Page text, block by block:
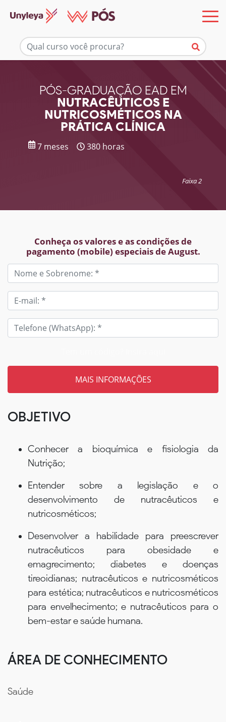
PÓS-GRADUAÇÃO EAD EM
NUTRACÊUTICOS E
NUTRICOSMÉTICOS NA
PRÁTICA CLÍNICA
7 meses 380 horas
Faixa 2
Conheça os valores e as condições de
pagamento (mobile) especiais de August.
Mais informações
OBJETIVO
Conhecer a bioquímica e fisiologia da
Nutrição;
Entender sobre a legislação e o
desenvolvimento de nutracêuticos e
nutricosméticos;
Desenvolver a habilidade para preescrever
nutracêuticos para obesidade e
emagrecimento; diabetes e doenças
tireoidianas; nutracêuticos e nutricosméticos
para estética; nutracêuticos e nutricosméticos
para envelhecimento; e nutracêuticos para o
bem-estar e saúde humana.
ÁREA DE CONHECIMENTO
Saúde